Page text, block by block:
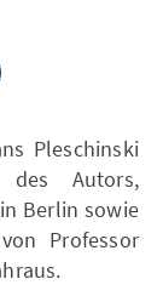
Pleschinski
Autors,
Berlin sowie
Professor